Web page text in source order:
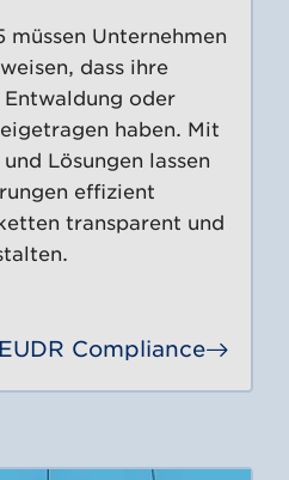
müssen Unternehmen
dass ihre
oder
haben. Mit
Lösungen lassen
effizient
transparent und
EUDR Compliance